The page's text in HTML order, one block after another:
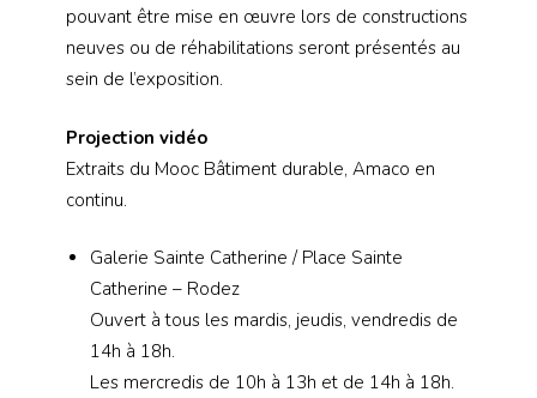
pouvant être mise en œuvre lors de constructions
neuves ou de réhabilitations seront présentés au
sein de l’exposition.
Projection vidéo
Extraits du Mooc Bâtiment durable, Amaco en
continu.
Galerie Sainte Catherine / Place Sainte
Catherine – Rodez
Ouvert à tous les mardis, jeudis, vendredis de
14h à 18h.
Les mercredis de 10h à 13h et de 14h à 18h.